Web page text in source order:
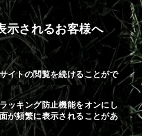
示されるお客様へ
イトの閲覧を続けることがで
ッキング防止機能をオンにし
が頻繁に表示されることがあ